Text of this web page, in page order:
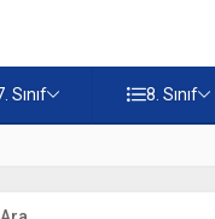
Sınıf 8. Sınıf